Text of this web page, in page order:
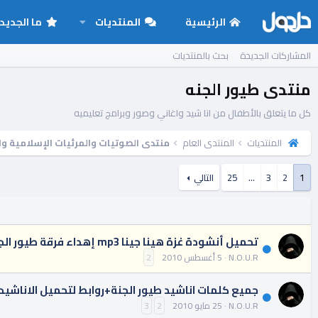
الرئيسية المنتديات ما الجديد
المشاركات الجديدة بحث بالمنتديات
منتدى طيور الجنه
كل ما يتعلق بالأطفال من انا شيد واغاني وصور وبرامج تعليميه
المنتديات
المنتدى العام منتدى الصوتيات والمرئيات الإسلامية
1
2
3
…
25
التالي
تحميل أنشودة غزة هينا جينا mp3 إهداء فرقة طيور الجنة لشعب غزة من قلب غزة
N.O.U.R 5 أغسطس 2010 2
جميع كلمات اناشيد طيور الجنة+روابط لتحميل الاناشيد
N.O.U.R 25 مايو 2010 2
3